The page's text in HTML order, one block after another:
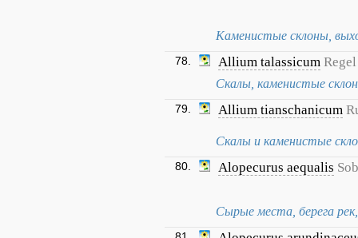
Каменистые склоны,
78. Allium talassicum Regel
Скалы, каменистые
79. Allium tianschanicum
Скалы и каменистые
80. Alopecurus aequalis
Сырые места, берега